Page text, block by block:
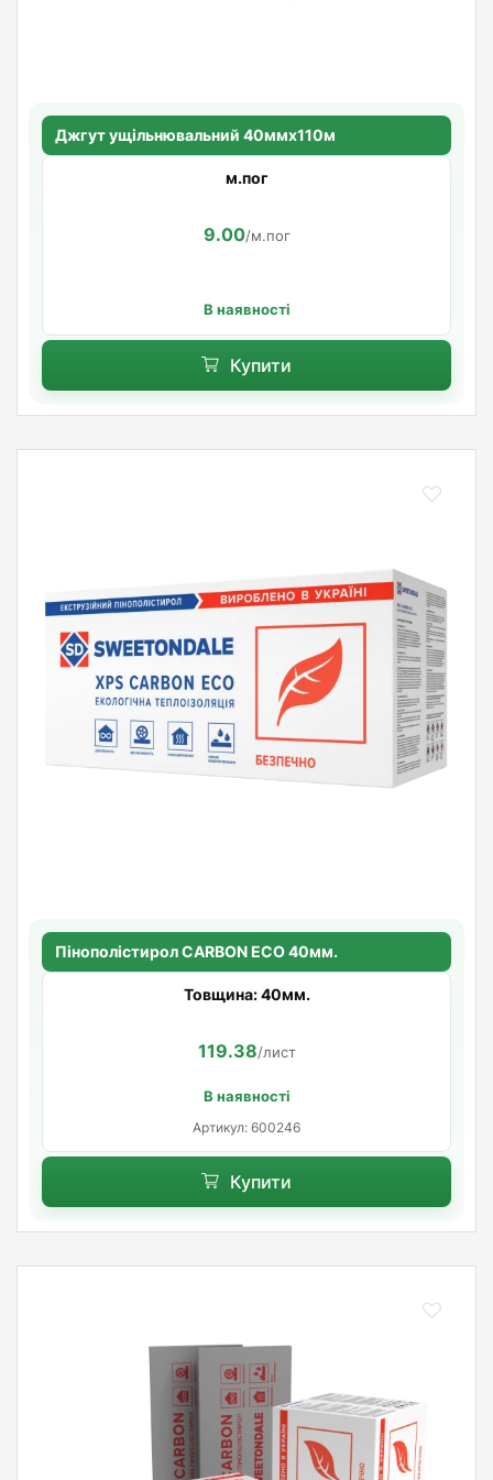
Джгут ущільнювальний 40ммх110м
м.пог
9.00/м.пог
В наявності
Купити
Пінополістирол CARBON ECO 40мм.
Товщина: 40мм.
119.38/лист
В наявності
Артикул: 600246
Купити